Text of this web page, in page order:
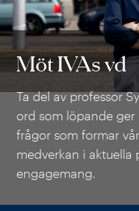
Möt IVAs vd
Ta del av professor
ord som löpande ger
frågor som formar
medverkan i aktuella
engagemang.
Möt IVAs